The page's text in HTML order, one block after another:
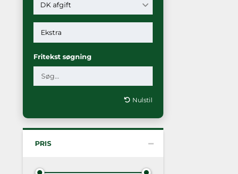
DK afgift
Fritekst søgning
Nulstil
PRIS